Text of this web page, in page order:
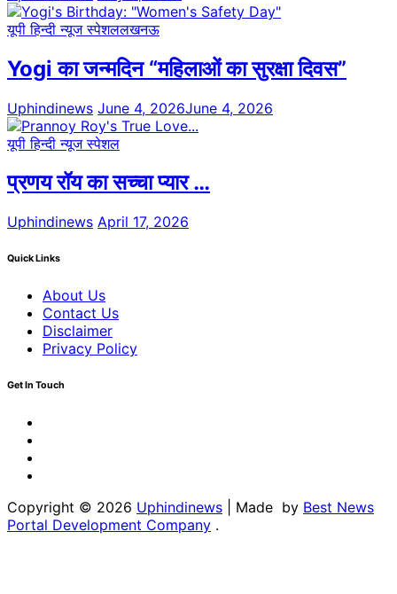
यूपी हिन्दी न्यूज स्पेशललखनऊ
Yogi का जन्मदिन “महिलाओं का सुरक्षा दिवस”
Uphindinews June 4, 2026June 4, 2026
यूपी हिन्दी न्यूज स्पेशल
प्रणय रॉय का सच्चा प्यार …
Uphindinews April 17, 2026
Quick Links
About Us
Contact Us
Disclaimer
Privacy Policy
Get In Touch
Copyright © 2026 Uphindinews | Made by Best News
Portal Development Company .